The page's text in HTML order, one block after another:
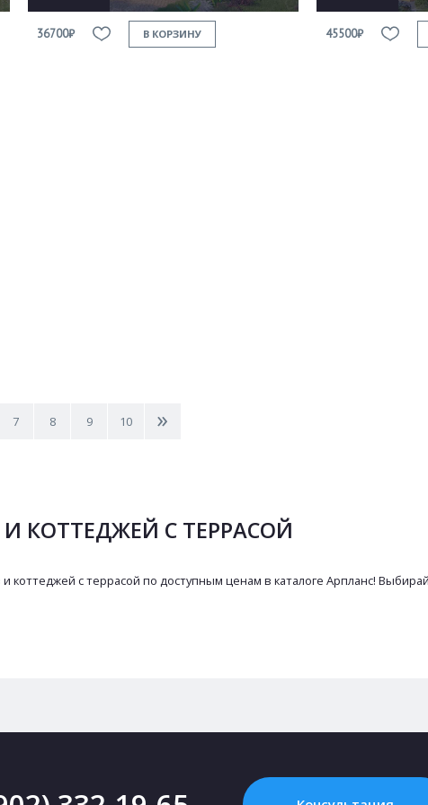
36700₽ В КОРЗИНУ 45500₽
7 8 9 10 >
КОТТЕДЖЕЙ С ТЕРРАСОЙ
с террасой по доступным ценам в каталоге Арпланс!